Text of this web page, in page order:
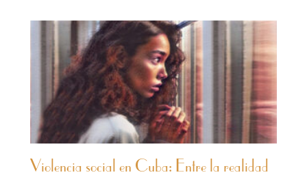
Violencia social en Cuba: Entre la realidad